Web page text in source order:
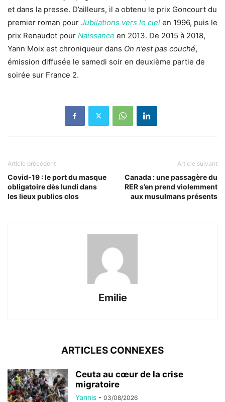
et dans la presse. D’ailleurs, il a obtenu le prix Goncourt du
premier roman pour Jubilations vers le ciel en 1996, puis le
prix Renaudot pour Naissance en 2013. De 2015 à 2018,
Yann Moix est chroniqueur dans On n’est pas couché,
émission diffusée le samedi soir en deuxième partie de
soirée sur France 2.
Article précédent
Covid-19 : le port du masque
obligatoire dès lundi dans
les lieux publics clos
Article suivant
Canada : une passagère du
RER s’en prend violemment
aux musulmans présents
Emilie
ARTICLES CONNEXES
Ceuta au cœur de la crise
migratoire
Yannis - 03/08/2026